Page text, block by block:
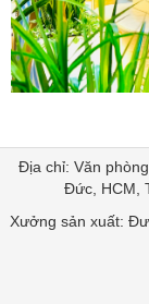
Địa chỉ: Văn
Đức, HCM,
Xưởng sản xuất: